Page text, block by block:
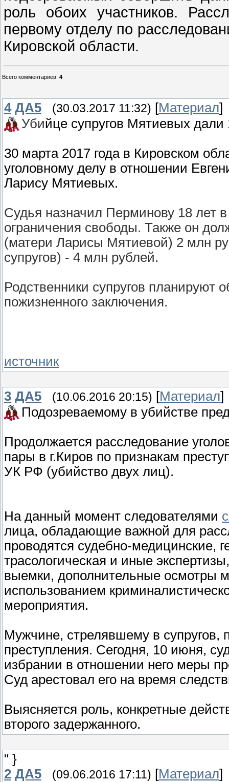
роль обоих участников.
первому отделу по
Кировской области.
Всего комментариев: 4
4 ДА5 (30.03.2017 11:32) [Материал]
Убийце супругов Мятиевых
30 марта 2017 года в Кировском
уголовному делу в отношении
Ларису Мятиевых.
Судья назначил Перминову 18 лет
ограничения свободы. Также он
(матери Ларисы Мятиевой) 2 млн
супругов) - 4 млн рублей.
Родственники супругов планируют
пожизненного заключения.
источник
3 ДА5 (10.06.2016 20:15) [Материал]
Подозреваемому в убийстве
Продолжается расследование
пары в г.Киров по признакам
УК РФ (убийство двух лиц).
На данный момент следователями
лица, обладающие важной для
проводятся судебно-медицинские,
трасологическая и иные
выемки, дополнительные осмотры
использованием
мероприятия.
Мужчине, стрелявшему в супругов,
преступления. Сегодня, 10 июня,
избрании в отношении него меры
Суд арестовал его на время
Выясняется роль, конкретные
второго задержанного.
" }
2 ДА5 (09.06.2016 17:11) [Материал]